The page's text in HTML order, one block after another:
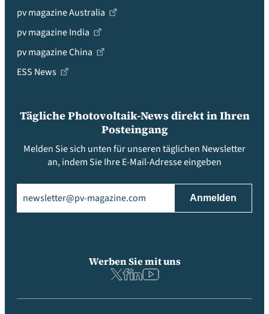
pv magazine Australia
pv magazine India
pv magazine China
ESS News
Tägliche Photovoltaik-News direkt in Ihren
Posteingang
Melden Sie sich unten für unseren täglichen Newsletter
an, indem Sie Ihre E-Mail-Adresse eingeben
Werben Sie mit uns